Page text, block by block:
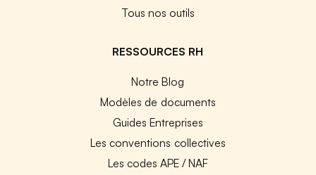
Tous nos outils
RESSOURCES RH
Notre Blog
Modèles de documents
Guides Entreprises
Les conventions collectives
Les codes APE / NAF